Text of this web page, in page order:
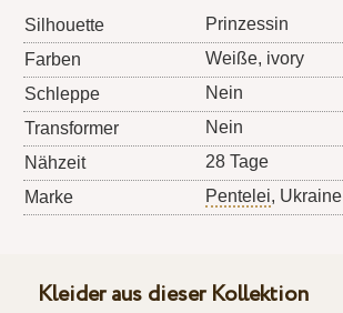
Silhouette
Prinzessin
Farben
Weiße, ivory
Schleppe
Nein
Transformer
Nein
Nähzeit
28 Tage
Marke
Pentelei, Ukraine
Kleider aus dieser Kollektion